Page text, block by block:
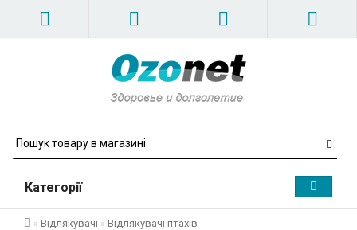
Категорії
Відлякувачі Відлякувачі птахів